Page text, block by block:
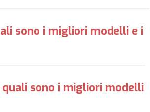
sono i migliori modelli e i
quali sono i migliori modelli